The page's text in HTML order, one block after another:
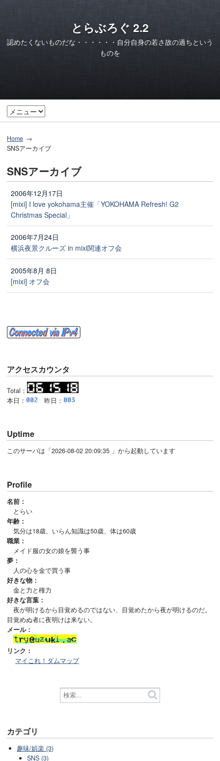
とらぶろぐ 2.2
認めたくないものだな・・・・・・自分自身の若さ故の過ちという
ものを
Home
SNSアーカイブ
SNSアーカイブ
2006年12月17日
[mixi] I love yokohama主催「YOKOHAMA Refresh! G2
Christmas Special」
2006年7月24日
横浜夜景クルーズ in mixi関連オフ会
2005年8月 8日
[mixi] オフ会
アクセスカウンタ
Total：
本日：
昨日：
Uptime
このサーバは「2026-08-02 20:09:35 」から起動しています
Profile
名前：
とらい
年齢：
気分は18歳、いらん知識は50歳、体は60歳
職業：
メイド服の女の娘を襲う事
夢：
人の心を金で買う事
好きな物：
金と力と権力
好きな言葉：
夜が明けるから目覚めるのではない、目覚めたから夜が明けるのだ。
目覚めぬ者に夜明けは来ない。
メール：
リンク：
マイこれ！ダムマップ
カテゴリ
趣味/娯楽 (3)
SNS (3)